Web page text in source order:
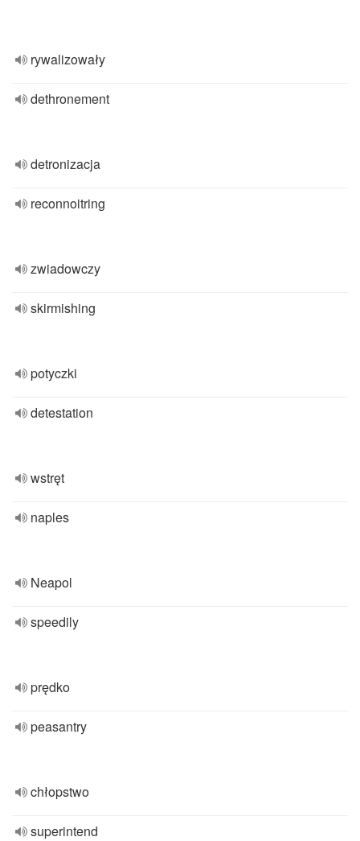
rywalizowały
dethronement
detronizacja
reconnoitring
zwiadowczy
skirmishing
potyczki
detestation
wstręt
naples
Neapol
speedily
prędko
peasantry
chłopstwo
superintend